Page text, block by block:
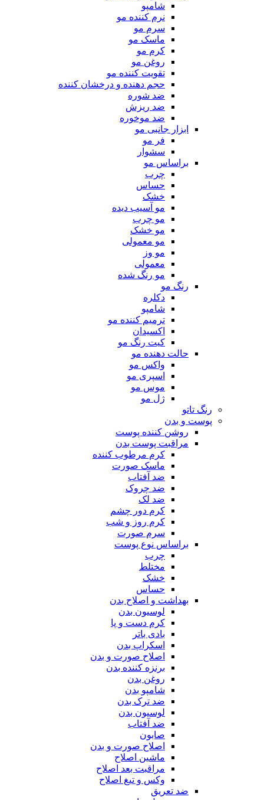
شامپو
نرم کننده مو
سرم مو
ماسک مو
کرم مو
روغن مو
تقویت کننده مو
حجم دهنده و درخشان کننده
ضد شوره
ضد ریزش
ضد موخوره
ابزار جانبی مو
فر مو
سشوار
براساس مو
چرب
حساس
خشک
مو آسیب دیده
مو چرب
مو خشک
مو معمولی
مو وز
معمولی
مو رنگ شده
رنگ مو
دکلره
شامپو
ترمیم کننده مو
اکسیدان
کیت رنگ مو
حالت دهنده مو
واکس مو
اسپری مو
موس مو
ژل مو
رنگ تاتو
پوست و بدن
روشن کننده پوست
مراقبت پوست بدن
کرم مرطوب کننده
ماسک صورت
ضد آفتاب
ضد چروک
ضد لک
کرم دور چشم
کرم روز و شب
سرم صورت
براساس نوع پوست
چرب
مختلط
خشک
حساس
بهداشت و اصلاح بدن
لوسیون بدن
کرم دست و پا
بادی باتر
اسکراپ بدن
اصلاح صورت و بدن
برنزه کننده بدن
روغن بدن
شامپو بدن
ضد ترک بدن
لوسیون بدن
ضد آفتاب
صابون
اصلاح صورت و بدن
ماشین اصلاح
مراقبت بعد اصلاح
وکس و تیغ اصلاح
ضد تعریق